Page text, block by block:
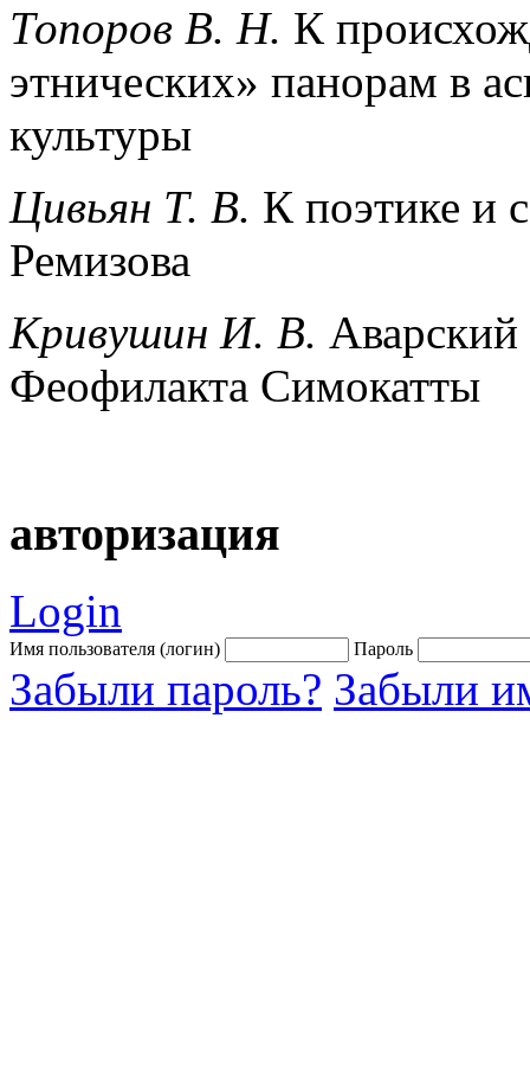
Топоров В. Н. К
этнических» панорам в
культуры
Цивьян Т. В. К поэтике и
Ремизова
Кривушин И. В. Аварский
Феофилакта Симокатты
авторизация
Login
Имя пользователя (логин) Пароль
Забыли пароль? Забыли